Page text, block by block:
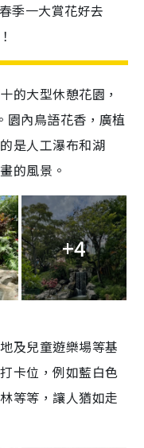
季一大賞花好去
的大型休憩花園，
園內鳥語花香，廣植
是人工瀑布和湖
的風景。
+4
及兒童遊樂場等基
卡位，例如藍白色
等等，讓人猶如走